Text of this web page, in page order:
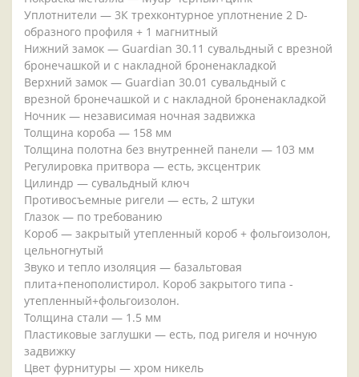
Уплотнители — 3К трехконтурное уплотнение 2 D-
образного профиля + 1 магнитный
Нижний замок — Guardian 30.11 сувальдный с врезной
бронечашкой и с накладной броненакладкой
Верхний замок — Guardian 30.01 сувальдный с
врезной бронечашкой и с накладной броненакладкой
Ночник — независимая ночная задвижка
Толщина короба — 158 мм
Толщина полотна без внутренней панели — 103 мм
Регулировка притвора — есть, эксцентрик
Цилиндр — сувальдный ключ
Противосъемные ригели — есть, 2 штуки
Глазок — по требованию
Короб — закрытый утепленный короб + фольгоизолон,
цельногнутый
Звуко и тепло изоляция — базальтовая
плита+пенополистирол. Короб закрытого типа -
утепленный+фольгоизолон.
Толщина стали — 1.5 мм
Пластиковые заглушки — есть, под ригеля и ночную
задвижку
Цвет фурнитуры — хром никель